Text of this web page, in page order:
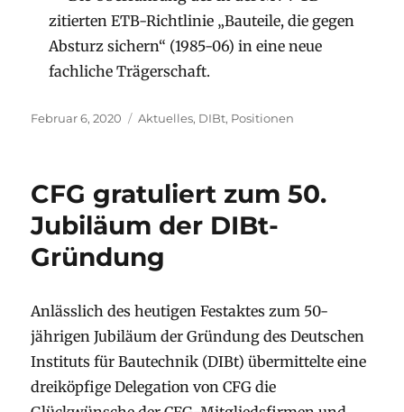
zitierten ETB-Richtlinie „Bauteile, die gegen
Absturz sichern“ (1985-06) in eine neue
fachliche Trägerschaft.
Veröffentlicht
Februar 6, 2020 Kategorien
Aktuelles, DIBt, Positionen
CFG gratuliert zum 50.
Jubiläum der DIBt-
Gründung
Anlässlich des heutigen Festaktes zum 50-
jährigen Jubiläum der Gründung des Deutschen
Instituts für Bautechnik (DIBt) übermittelte eine
dreiköpfige Delegation von CFG die